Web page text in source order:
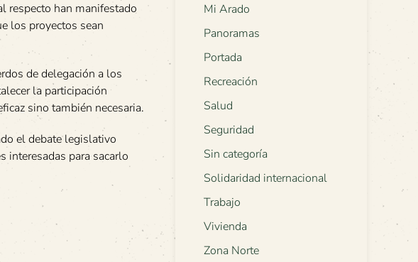
respecto han manifestado
los proyectos sean
de delegación a los
la participación
sino también necesaria.
el debate legislativo
interesadas para sacarlo
Mi Arado
Panoramas
Portada
Recreación
Salud
Seguridad
Sin categoría
Solidaridad internacional
Trabajo
Vivienda
Zona Norte